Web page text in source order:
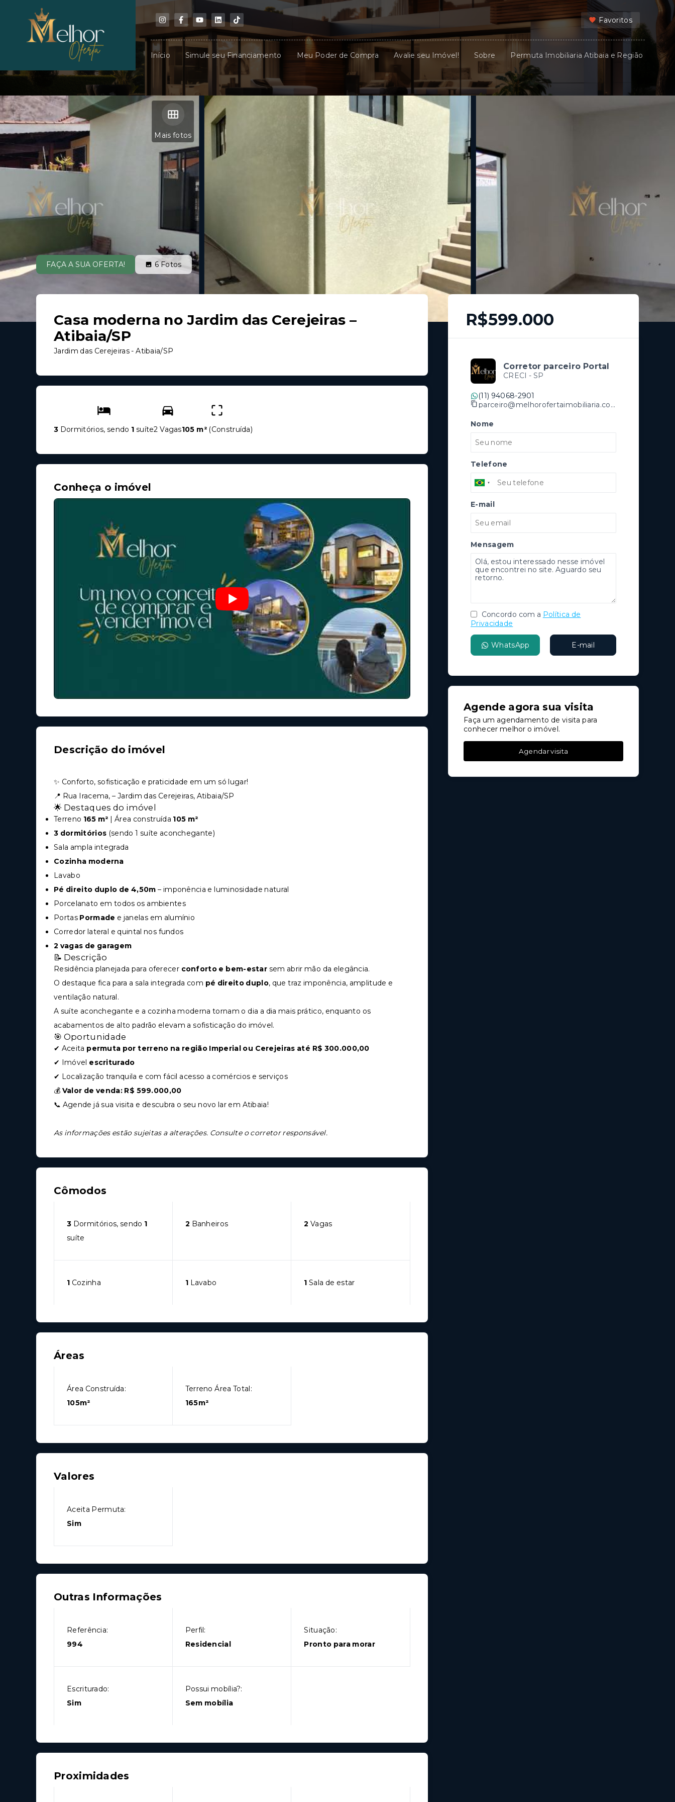
Favoritos
Início Simule seu Financiamento Meu Poder de Compra Avalie seu Imóvel! Sobre Permuta Imobiliaria Atibaia e Região
Mais fotos
FAÇA A SUA OFERTA! 6Fotos
Casa moderna no Jardim das Cerejeiras –
Atibaia/SP
Jardim das Cerejeiras - Atibaia/SP
3 Dormitórios, sendo 1 suíte2 Vagas105 m² (Construída)
Conheça o imóvel
Descrição do imóvel
✨ Conforto, sofisticação e praticidade em um só lugar!
📍 Rua Iracema, – Jardim das Cerejeiras, Atibaia/SP
🌟 Destaques do imóvel
Terreno 165 m² | Área construída 105 m²
3 dormitórios (sendo 1 suíte aconchegante)
Sala ampla integrada
Cozinha moderna
Lavabo
Pé direito duplo de 4,50m – imponência e luminosidade natural
Porcelanato em todos os ambientes
Portas Pormade e janelas em alumínio
Corredor lateral e quintal nos fundos
2 vagas de garagem
📝 Descrição
Residência planejada para oferecer conforto e bem-estar sem abrir mão da elegância.
O destaque fica para a sala integrada com pé direito duplo, que traz imponência, amplitude e
ventilação natural.
A suíte aconchegante e a cozinha moderna tornam o dia a dia mais prático, enquanto os
acabamentos de alto padrão elevam a sofisticação do imóvel.
🎯 Oportunidade
✔ Aceita permuta por terreno na região Imperial ou Cerejeiras até R$ 300.000,00
✔ Imóvel escriturado
✔ Localização tranquila e com fácil acesso a comércios e serviços
💰 Valor de venda: R$ 599.000,00
📞 Agende já sua visita e descubra o seu novo lar em Atibaia!
As informações estão sujeitas a alterações. Consulte o corretor responsável.
Cômodos
3 Dormitórios, sendo 1
suíte
2 Banheiros 2 Vagas
1 Cozinha 1Lavabo 1 Sala de estar
Áreas
Área Construída:
105m²
Terreno Área Total:
165m²
Valores
Aceita Permuta:
Sim
Outras Informações
Referência:
994
Perfil:
Residencial
Situação:
Pronto para morar
Escriturado:
Sim
Possui mobília?:
Sem mobília
Proximidades
R$599.000
Corretor parceiro Portal
CRECI - SP
(11) 94068-2901
parceiro@melhorofertaimobiliaria.com.br
Nome
Telefone
E-mail
Mensagem
Concordo com a Política de
Privacidade
WhatsApp E-mail
Agende agora sua visita
Faça um agendamento de visita para
conhecer melhor o imóvel.
Agendar visita